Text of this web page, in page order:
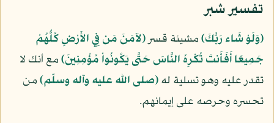
تفسير شبر
﴿وَلَوْ شَاء رَبُّكَ﴾مشيئة قسر﴿لآمَنَ مَن فِي الأَرْضِ كُلُّهُمْ
جَمِيعًا أَفَأَنتَ تُكْرِهُ النَّاسَ حَتَّى يَكُونُواْ مُؤْمِنِينَ﴾مع أنك لا
تقدر عليه وهو تسلية له(صلى الله عليه وآله وسلّم)من
تحسره وحرصه على إيمانهم.